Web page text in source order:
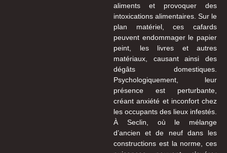
aliments et provoquer des
intoxications alimentaires. Sur le
plan matériel, ces cafards
peuvent endommager le papier
peint, les livres et autres
matériaux, causant ainsi des
dégâts domestiques.
Psychologiquement, leur
présence est perturbante,
créant anxiété et inconfort chez
les occupants des lieux infestés.
À Seclin, où le mélange
d’ancien et de neuf dans les
constructions est la norme, ces